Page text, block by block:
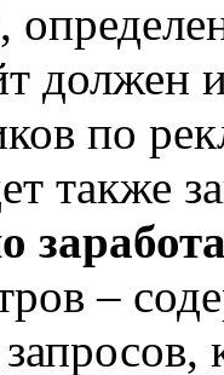
должен
по
также
–